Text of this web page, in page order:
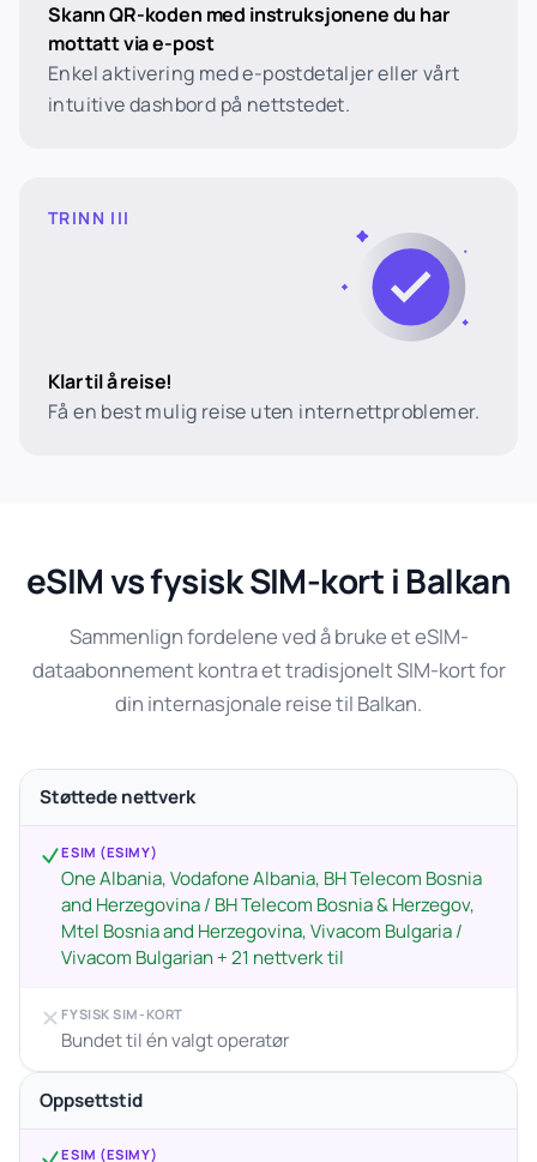
Skann QR-koden med instruksjonene du har
mottatt via e-post
Enkel aktivering med e-postdetaljer eller vårt
intuitive dashbord på nettstedet.
TRINN III
Klar til å reise!
Få en best mulig reise uten internettproblemer.
eSIM vs fysisk SIM-kort i Balkan
Sammenlign fordelene ved å bruke et eSIM-
dataabonnement kontra et tradisjonelt SIM-kort for
din internasjonale reise til Balkan.
Støttede nettverk
ESIM (ESIMY)
One Albania, Vodafone Albania, BH Telecom Bosnia
and Herzegovina / BH Telecom Bosnia & Herzegov,
Mtel Bosnia and Herzegovina, Vivacom Bulgaria /
Vivacom Bulgarian + 21 nettverk til
FYSISK SIM-KORT
Bundet til én valgt operatør
Oppsettstid
ESIM (ESIMY)